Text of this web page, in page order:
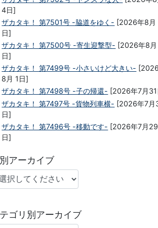
4日]
ザカタキ！ 第7501号 -脇道をゆく- [2026年8月
日]
ザカタキ！ 第7500号 -寄生迎撃型- [2026年8
日]
ザカタキ！ 第7499号 -小さいけど大きい-
8月 1日]
ザカタキ！ 第7498号 -子の帰還- [2026年7月
ザカタキ！ 第7497号 -貨物列車横- [2026年7月
日]
ザカタキ！ 第7496号 -移動です- [2026年7月29
日]
アーカイブ
ゴリ別アーカイブ